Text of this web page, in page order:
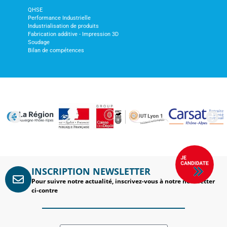
QHSE
Performance Industrielle
Industrialisation de produits
Fabrication additive - Impression 3D
Soudage
Bilan de compétences
INSCRIPTION NEWSLETTER
Pour suivre notre actualité, inscrivez-vous à notre newsletter
ci-contre